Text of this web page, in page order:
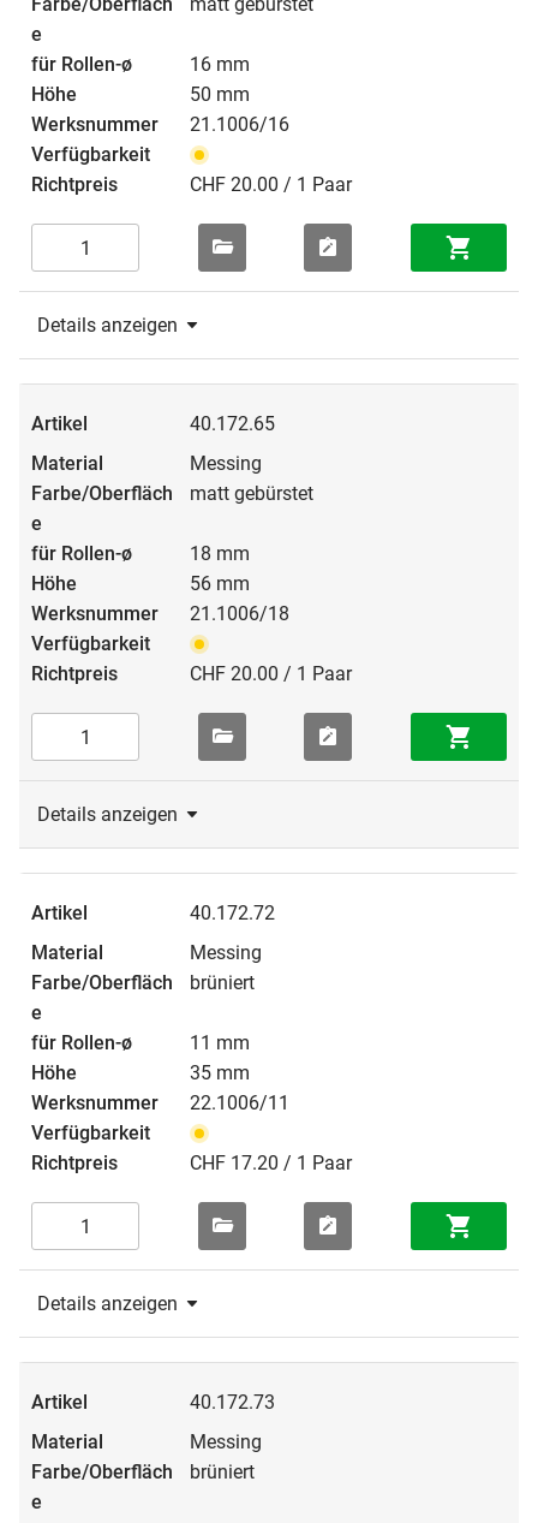
16 mm
50 mm
21.1006/16
CHF 20.00 / 1 Paar
Details anzeigen
40.172.65
Messing
matt gebürstet
18 mm
56 mm
21.1006/18
CHF 20.00 / 1 Paar
Details anzeigen
40.172.72
Messing
brüniert
11 mm
35 mm
22.1006/11
CHF 17.20 / 1 Paar
Details anzeigen
40.172.73
Messing
brüniert